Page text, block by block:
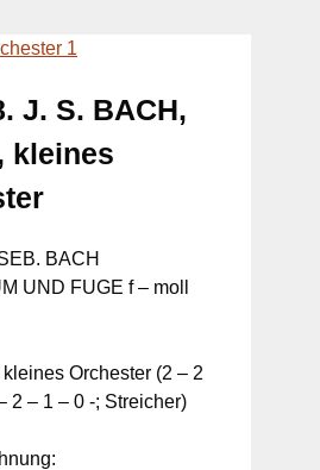
J. S. BACH,
kleines
BACH
UND FUGE f – moll
Orchester (2 – 2
2 – 1 – 0 -; Streicher)